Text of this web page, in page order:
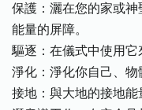
保護：灑在您的家或
能量的屏障。
驅逐：在儀式中使用它
淨化：淨化你自己、物
接地：與大地的接地能